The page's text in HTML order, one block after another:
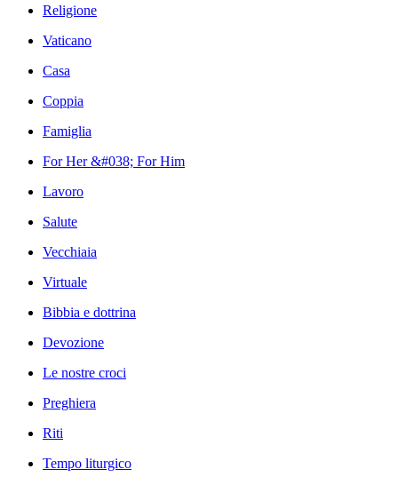
Religione
Vaticano
Casa
Coppia
Famiglia
For Her &#038; For Him
Lavoro
Salute
Vecchiaia
Virtuale
Bibbia e dottrina
Devozione
Le nostre croci
Preghiera
Riti
Tempo liturgico